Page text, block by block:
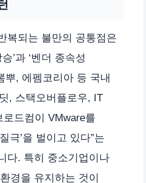
복되는 불만의 공통점은
’과 ‘벤더 종속성
뿌, 에펨코리아 등 국내
, 스택오버플로우, IT
로드컴이 VMware를
극’을 벌이고 있다”는
다. 특히 중소기업이나
경을 유지하는 것이